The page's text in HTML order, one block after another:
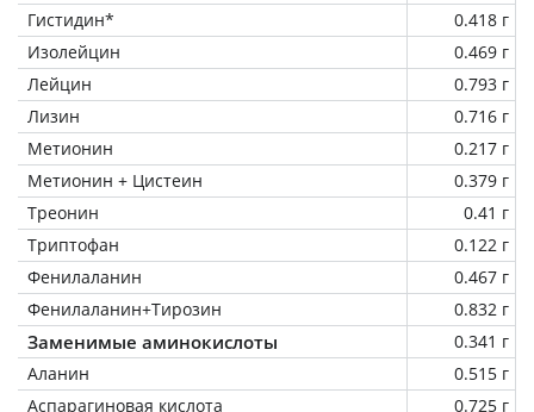
Гистидин*
0.418 г
Изолейцин
0.469 г
Лейцин
0.793 г
Лизин
0.716 г
Метионин
0.217 г
Метионин + Цистеин
0.379 г
Треонин
0.41 г
Триптофан
0.122 г
Фенилаланин
0.467 г
Фенилаланин+Тирозин
0.832 г
Заменимые аминокислоты
0.341 г
Аланин
0.515 г
Аспарагиновая кислота
0.725 г